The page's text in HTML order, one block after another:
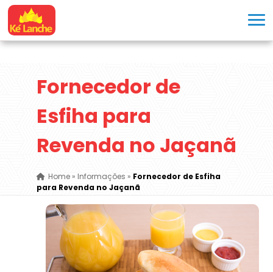
Fornecedor de
Esfiha para
Revenda no Jaçanã
Home» Informações » Fornecedor de Esfiha
para Revenda no Jaçanã